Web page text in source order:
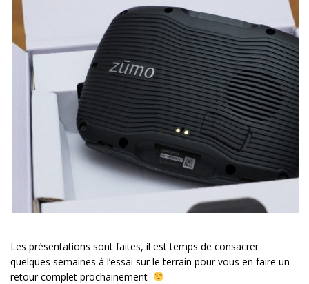
Les présentations sont faites, il est temps de consacrer
quelques semaines à l’essai sur le terrain pour vous en faire un
retour complet prochainement